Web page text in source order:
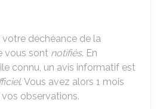
déchéance de la
vous sont notifiés. En
connu, un avis informatif est
. Vous avez alors 1 mois
observations.